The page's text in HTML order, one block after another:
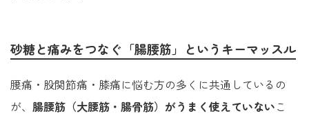
砂糖と痛みをつなぐ「腸腰筋」というキーマッスル
腰痛・股関節痛・膝痛に悩む方の多くに共通しているの
が、 腸腰筋（大腰筋・腸骨筋）がうまく使えていないこ